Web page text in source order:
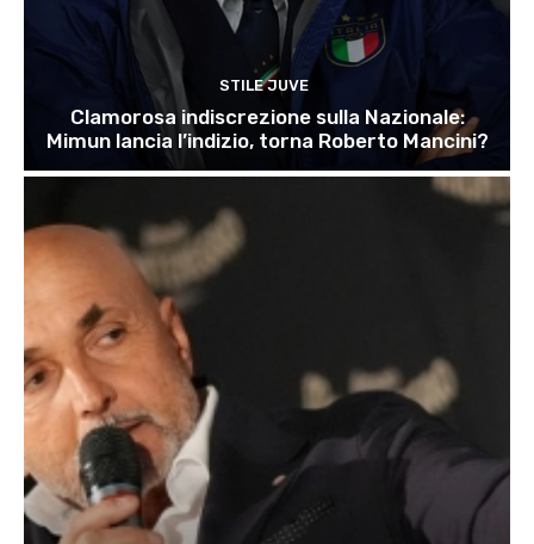
STILE JUVE
Clamorosa indiscrezione sulla Nazionale:
Mimun lancia l’indizio, torna Roberto Mancini?